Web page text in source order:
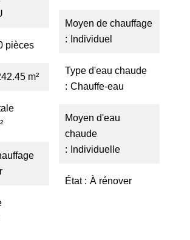
pièces
m²
Moyen de chauffage
Individuel
Type d'eau chaude
Chauffe-eau
Moyen d'eau
chaude
Individuelle
État À rénover